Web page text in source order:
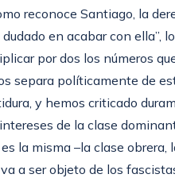
reconoce Santiago, la
en acabar con ella”,
por dos los números
separa políticamente de
y hemos criticado
de la clase
la misma –la clase obrera,
a ser objeto de los